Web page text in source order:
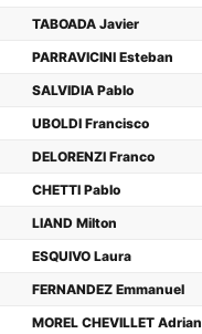
TABOADA Javier
PARRAVICINI Esteban
SALVIDIA Pablo
UBOLDI Francisco
DELORENZI Franco
CHETTI Pablo
LIAND Milton
ESQUIVO Laura
FERNANDEZ Emmanuel
MOREL CHEVILLET Adrian